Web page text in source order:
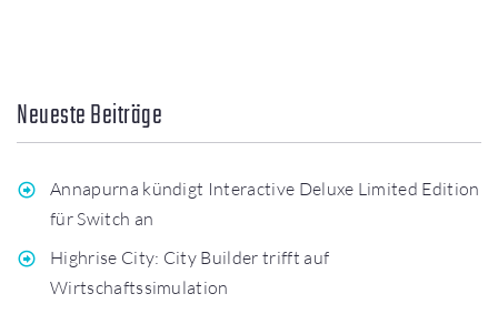
Neueste Beiträge
Annapurna kündigt Interactive Deluxe Limited Edition
für Switch an
Highrise City: City Builder trifft auf
Wirtschaftssimulation